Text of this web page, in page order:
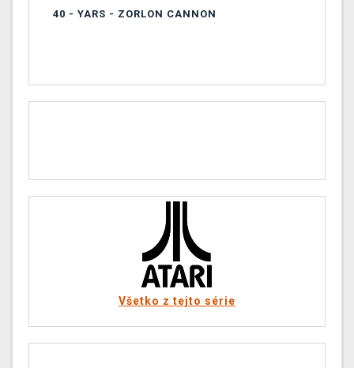
40 - YARS - ZORLON CANNON
Všetko z tejto série